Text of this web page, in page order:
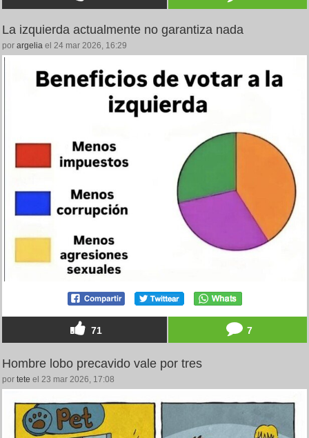
La izquierda actualmente no garantiza nada
por argelia el 24 mar 2026, 16:29
71 7
Hombre lobo precavido vale por tres
por tete el 23 mar 2026, 17:08